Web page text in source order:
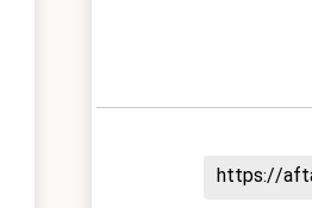
https://